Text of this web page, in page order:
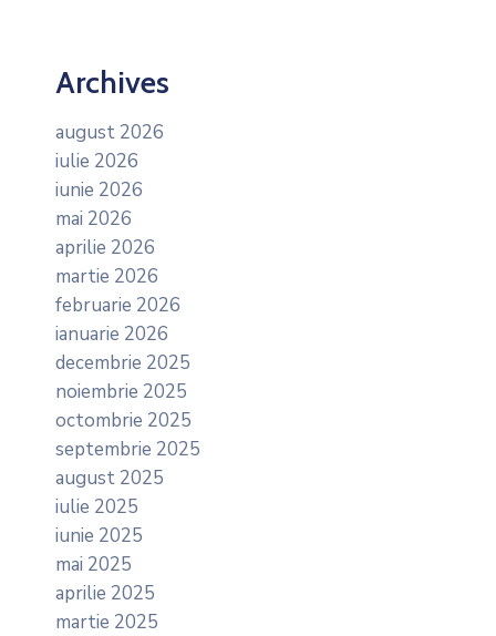
Archives
august 2026
iulie 2026
iunie 2026
mai 2026
aprilie 2026
martie 2026
februarie 2026
ianuarie 2026
decembrie 2025
noiembrie 2025
octombrie 2025
septembrie 2025
august 2025
iulie 2025
iunie 2025
mai 2025
aprilie 2025
martie 2025